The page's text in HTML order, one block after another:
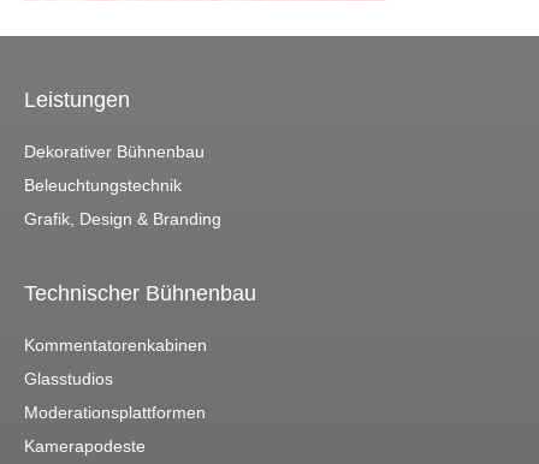
Leistungen
Dekorativer Bühnenbau
Beleuchtungstechnik
Grafik, Design & Branding
Technischer Bühnenbau
Kommentatorenkabinen
Glasstudios
Moderationsplattformen
Kamerapodeste